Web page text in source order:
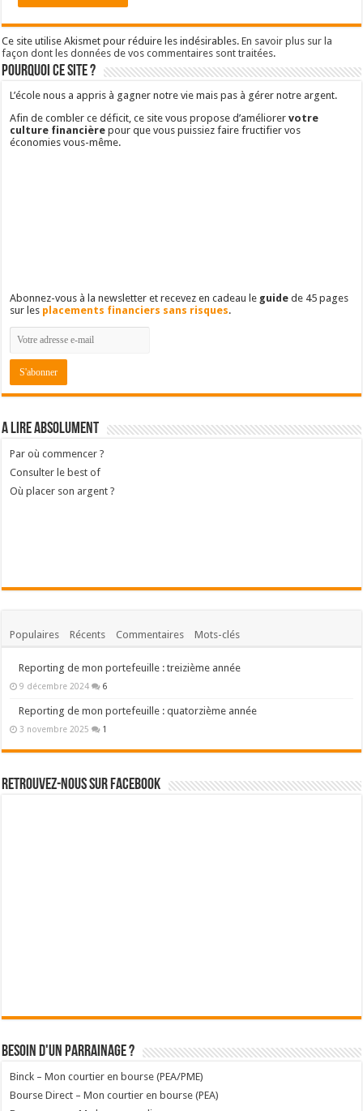
Ce site utilise Akismet pour réduire les indésirables.En savoir plus sur la
façon dont les données de vos commentaires sont traitées.
Pourquoi ce site ?
L’école nous a appris à gagner notre vie mais pas à gérer notre argent.
Afin de combler ce déficit, ce site vous propose d’améliorervotre
culture financière pour que vous puissiez faire fructifier vos
économies vous-même.
Abonnez-vous à la newsletter et recevez en cadeau le guide de 45 pages
sur les placements financiers sans risques.
A lire absolument
Par où commencer ?
Consulter le best of
Où placer son argent ?
Populaires Récents Commentaires Mots-clés
Reporting de mon portefeuille : treizième année
Reporting de mon portefeuille : quatorzième année
3 novembre 2025 1
Besoin d'un parrainage ?